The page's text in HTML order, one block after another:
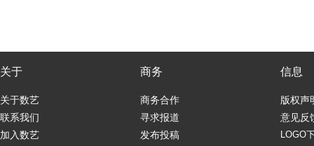
关于
关于数艺
联系我们
加入数艺
商务
商务合作
寻求报道
发布投稿
信息
版权声
意见反
LOGO